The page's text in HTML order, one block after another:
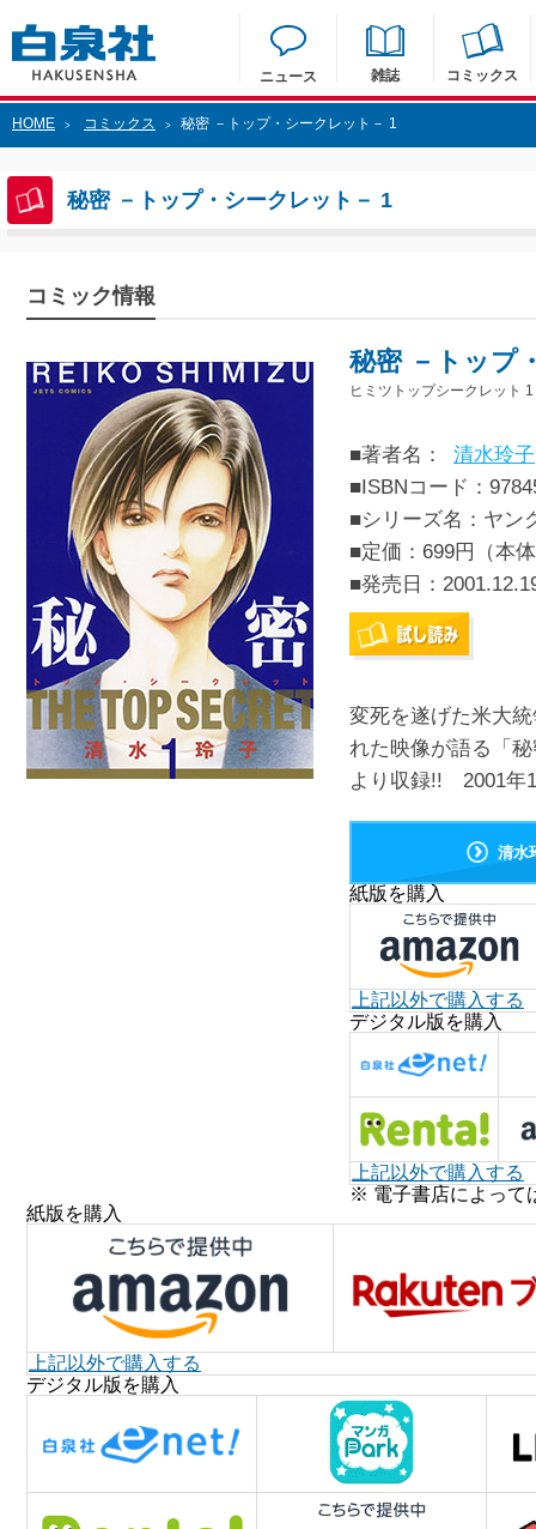
ニュース 雑誌 コミックス
HOME > コミックス > 秘密 －トップ・シークレット－ 1
秘密 －トップ・シークレット－ 1
コミック情報
秘密 －トップ
ヒミツトップシークレット 1
■著者名：
清水玲子
■ISBNコード：
■シリーズ名：ヤン
■定価：699円（本
■発売日：
変死を遂げた米大
れた映像が語る「
より収録!! 2001年
清水
紙版を購入
上記以外で購入する
デジタル版を購入
上記以外で購入する
※ 電子書店によって
紙版を購入
上記以外で購入する
デジタル版を購入